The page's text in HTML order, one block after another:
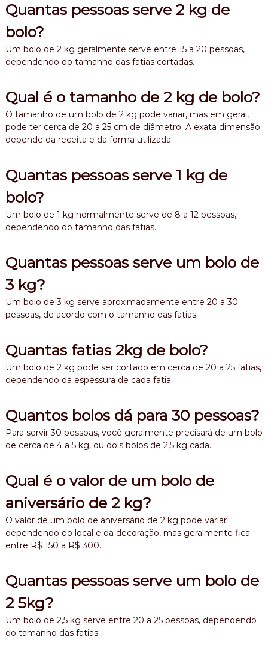
Quantas pessoas serve 2 kg de
bolo?
Um bolo de 2 kg geralmente serve entre 15 a 20 pessoas,
dependendo do tamanho das fatias cortadas.
Qual é o tamanho de 2 kg de bolo?
O tamanho de um bolo de 2 kg pode variar, mas em geral,
pode ter cerca de 20 a 25 cm de diâmetro. A exata dimensão
depende da receita e da forma utilizada.
Quantas pessoas serve 1 kg de
bolo?
Um bolo de 1 kg normalmente serve de 8 a 12 pessoas,
dependendo do tamanho das fatias.
Quantas pessoas serve um bolo de
3 kg?
Um bolo de 3 kg serve aproximadamente entre 20 a 30
pessoas, de acordo com o tamanho das fatias.
Quantas fatias 2kg de bolo?
Um bolo de 2 kg pode ser cortado em cerca de 20 a 25 fatias,
dependendo da espessura de cada fatia.
Quantos bolos dá para 30 pessoas?
Para servir 30 pessoas, você geralmente precisará de um bolo
de cerca de 4 a 5 kg, ou dois bolos de 2,5 kg cada.
Qual é o valor de um bolo de
aniversário de 2 kg?
O valor de um bolo de aniversário de 2 kg pode variar
dependendo do local e da decoração, mas geralmente fica
entre R$ 150 a R$ 300.
Quantas pessoas serve um bolo de
2 5kg?
Um bolo de 2,5 kg serve entre 20 a 25 pessoas, dependendo
do tamanho das fatias.